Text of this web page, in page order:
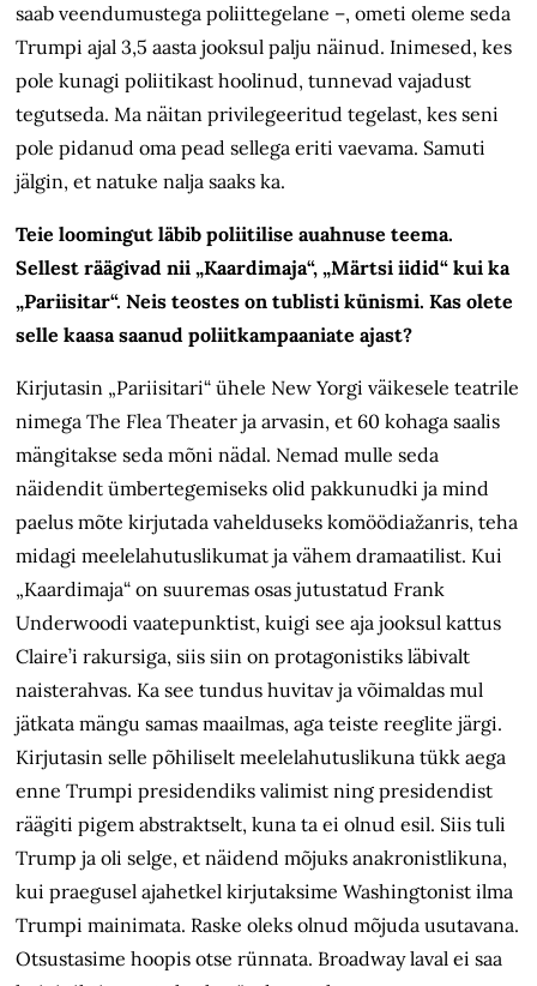
saab veendumustega poliittegelane –, ometi oleme seda
Trumpi ajal 3,5 aasta jooksul palju näinud. Inimesed, kes
pole kunagi poliitikast hoolinud, tunnevad vajadust
tegutseda. Ma näitan privilegeeritud tegelast, kes seni
pole pidanud oma pead sellega eriti vaevama. Samuti
jälgin, et natuke nalja saaks ka.
Teie loomingut läbib poliitilise auahnuse teema.
Sellest räägivad nii „Kaardimaja“, „Märtsi iidid“ kui ka
„Pariisitar“. Neis teostes on tublisti künismi. Kas olete
selle kaasa saanud poliitkampaaniate ajast?
Kirjutasin „Pariisitari“ ühele New Yorgi väikesele teatrile
nimega The Flea Theater ja arvasin, et 60 kohaga saalis
mängitakse seda mõni nädal. Nemad mulle seda
näidendit ümbertegemiseks olid pakkunudki ja mind
paelus mõte kirjutada vahelduseks komöödiažanris, teha
midagi meelelahutuslikumat ja vähem dramaatilist. Kui
„Kaardimaja“ on suuremas osas jutustatud Frank
Underwoodi vaatepunktist, kuigi see aja jooksul kattus
Claire’i rakursiga, siis siin on protagonistiks läbivalt
naisterahvas. Ka see tundus huvitav ja võimaldas mul
jätkata mängu samas maailmas, aga teiste reeglite järgi.
Kirjutasin selle põhiliselt meelelahutuslikuna tükk aega
enne Trumpi presidendiks valimist ning presidendist
räägiti pigem abstraktselt, kuna ta ei olnud esil. Siis tuli
Trump ja oli selge, et näidend mõjuks anakronistlikuna,
kui praegusel ajahetkel kirjutaksime Washingtonist ilma
Trumpi mainimata. Raske oleks olnud mõjuda usutavana.
Otsustasime hoopis otse rünnata. Broadway laval ei saa